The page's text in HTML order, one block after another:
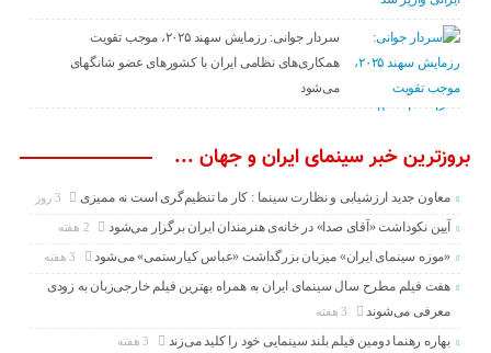
سردار جوانی: رزمایش سهند ۲۰۲۵، موجب تقویت
همکاری‌های نظامی ایران با کشور‌های عضو شانگهای
می‌شود
بروزترین خبر سینمای ایران و جهان ...
معاون جدید ارزشیابی و نظارت سینما : کار ما تنظیم‌گری است نه ممیزی
آیین نکوداشت «آقای صدا» در خانه‌ی هنرمندان ایران برگزار می‌شود
«موزه سینمای ایران» میزبان بزرگداشت «عباس کیارستمی» می‌شود
هفت فیلم مطرح سال سینمای ایران به همراه بهترین فیلم خارجی‌زبان به زودی
معرفی می‌شوند
بهاره رهنما دومین فیلم بلند سینمایی خود را کلید می‌زند